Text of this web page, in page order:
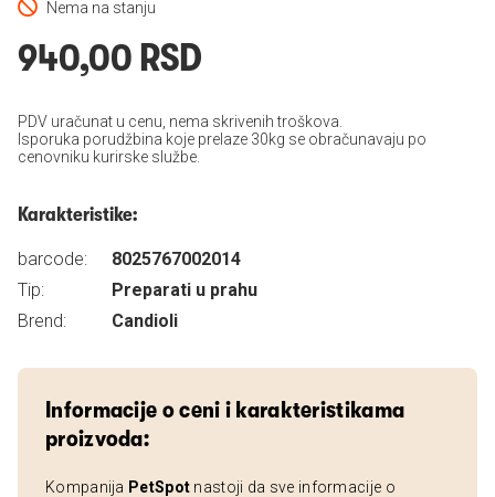
Nema na stanju
940,00 RSD
PDV uračunat u cenu, nema skrivenih troškova.
Isporuka porudžbina koje prelaze 30kg se obračunavaju po
cenovniku kurirske službe.
Karakteristike:
barcode:
8025767002014
Tip:
Preparati u prahu
Brend:
Candioli
Informacije o ceni i karakteristikama
proizvoda:
Kompanija PetSpot nastoji da sve informacije o